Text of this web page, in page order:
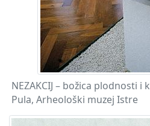
NEZAKCIJ – božica plodnosti i
Pula, Arheološki muzej Istre